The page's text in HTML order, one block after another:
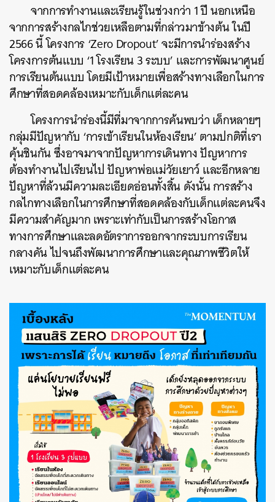
จากการทำงานและเรียนรู้ในช่วงกว่า1 ปีนอกเหนือ
จากการสร้างกลไกช่วยเหลือตามที่กล่าวมาข้างต้น ในปี
2566 นี้ โครงการ ‘Zero Dropout’ จะมีการนำร่องสร้าง
โครงการต้นแบบ ‘1 โรงเรียน 3 ระบบ’ และการพัฒนาศูนย์
การเรียนต้นแบบ โดยมีเป้าหมายเพื่อสร้างทางเลือกในการ
ศึกษาที่สอดคล้องเหมาะกับเด็กแต่ละคน
โครงการนำร่องนี้มีที่มาจากการค้นพบว่า เด็กหลายๆ
กลุ่มมีปัญหากับ ‘การเข้าเรียนในห้องเรียน’ ตามปกติที่เรา
คุ้นชินกันซึ่งอาจมาจากปัญหาการเดินทาง ปัญหาการ
ต้องทำงานไปเรียนไป ปัญหาพ่อแม่วัยเยาว์และอีกหลาย
ปัญหาที่ล้วนมีความละเอียดอ่อนทั้งสิ้นดังนั้น การสร้าง
กลไกทางเลือกในการศึกษาที่สอดคล้องกับเด็กแต่ละคนจึง
มีความสำคัญมาก เพราะเท่ากับเป็นการสร้างโอกาส
ทางการศึกษาและลดอัตราการออกจากระบบการเรียน
กลางคัน ไปจนถึงพัฒนาการศึกษาและคุณภาพชีวิตให้
เหมาะกับเด็กแต่ละคน